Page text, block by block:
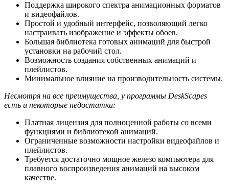
Поддержка широкого спектра анимационных форматов
и видеофайлов.
Простой и удобный интерфейс, позволяющий легко
настраивать изображение и эффекты обоев.
Большая библиотека готовых анимаций для быстрой
установки на рабочий стол.
Возможность создания собственных анимаций и
плейлистов.
Минимальное влияние на производительность системы.
Несмотря на все преимущества, у программы DeskScapes
есть и некоторые недостатки:
Платная лицензия для полноценной работы со всеми
функциями и библиотекой анимаций.
Ограниченные возможности настройки видеофайлов и
плейлистов.
Требуется достаточно мощное железо компьютера для
плавного воспроизведения анимаций на высоком
качестве.